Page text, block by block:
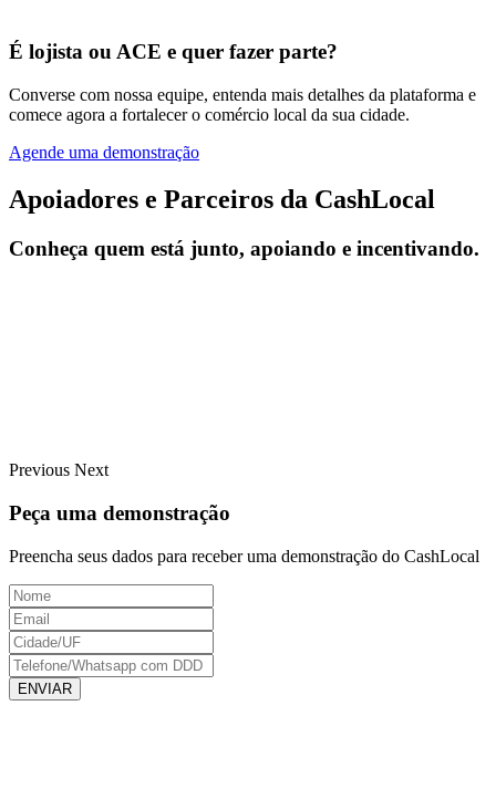
É lojista ou ACE e quer fazer parte?
Converse com nossa equipe, entenda mais detalhes da plataforma e
comece agora a fortalecer o comércio local da sua cidade.
Agende uma demonstração
Apoiadores e Parceiros da CashLocal
Conheça quem está junto, apoiando e incentivando.
Previous Next
Peça uma demonstração
Preencha seus dados para receber uma demonstração do CashLocal
ENVIAR